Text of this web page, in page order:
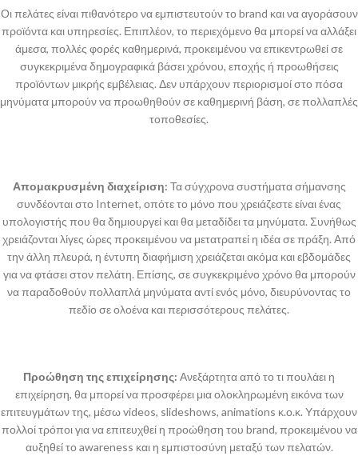
Οι πελάτες είναι πιθανότερο να εμπιστευτούν το brand και να αγοράσουν
προϊόντα και υπηρεσίες. Επιπλέον, το περιεχόμενο θα μπορεί να αλλάξει
άμεσα, πολλές φορές καθημερινά, προκειμένου να επικεντρωθεί σε
συγκεκριμένα δημογραφικά βάσει χρόνου, εποχής ή προωθήσεις
προϊόντων μικρής εμβέλειας. Δεν υπάρχουν περιορισμοί στο πόσα
μηνύματα μπορούν να προωθηθούν σε καθημερινή βάση, σε πολλαπλές
τοποθεσίες.
Απομακρυσμένη διαχείριση: Τα σύγχρονα συστήματα σήμανσης
συνδέονται στο Internet, οπότε το μόνο που χρειάζεστε είναι ένας
υπολογιστής που θα δημιουργεί και θα μεταδίδει τα μηνύματα. Συνήθως
χρειάζονται λίγες ώρες προκειμένου να μετατραπεί η ιδέα σε πράξη. Από
την άλλη πλευρά, η έντυπη διαφήμιση χρειάζεται ακόμα και εβδομάδες
για να φτάσει στον πελάτη. Επίσης, σε συγκεκριμένο χρόνο θα μπορούν
να παραδοθούν πολλαπλά μηνύματα αντί ενός μόνο, διευρύνοντας το
πεδίο σε ολοένα και περισσότερους πελάτες.
Προώθηση της επιχείρησης: Ανεξάρτητα από το τι πουλάει η
επιχείρηση, θα μπορεί να προσφέρει μια ολοκληρωμένη εικόνα των
επιτευγμάτων της, μέσω videos, slideshows, animations κ.ο.κ. Υπάρχουν
πολλοί τρόποι για να επιτευχθεί η προώθηση του brand, προκειμένου να
αυξηθεί το awareness και η εμπιστοσύνη μεταξύ των πελατών.